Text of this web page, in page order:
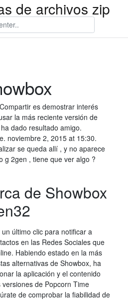
de archivos zip
es demostrar interés
la más reciente versión de
dado resultado amigo.
noviembre 2, 2015 at 15:30.
se queda allí , y no aparece
g 2gen , tiene que ver algo ?
de Showbox
último clic para notificar a
en las Redes Sociales que
Habiendo estado en la más
alternativas de Showbox, ha
la aplicación y el contenido
de Popcorn Time
de comprobar la fiabilidad de